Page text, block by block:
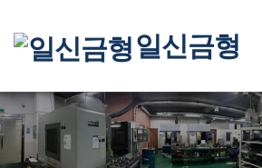
일신금형